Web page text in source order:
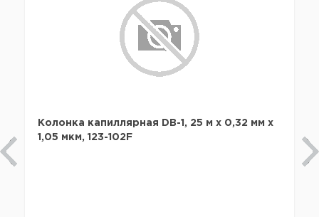
Колонка капиллярная DB-1, 25 м x 0,32 мм х
1,05 мкм, 123-102F